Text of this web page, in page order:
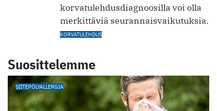
korvatulehdusdiagnoosilla voi olla
merkittäviä seurannaisvaikutuksia.
KORVATULEHDUS
Suosittelemme
SIITEPÖLYALLERGIA